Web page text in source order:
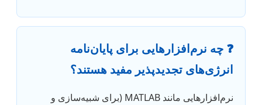
❓ چه نرم‌افزارهایی برای پایان‌نامه
انرژی‌های تجدیدپذیر مفید هستند؟
نرم‌افزارهایی مانند MATLAB (برای شبیه‌سازی و